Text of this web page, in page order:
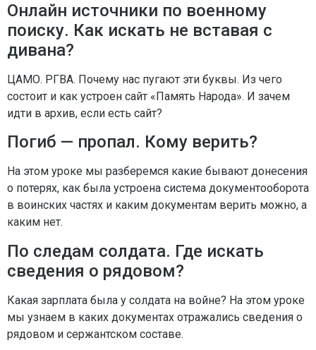
Онлайн источники по военному
поиску. Как искать не вставая с
дивана?
ЦАМО. РГВА. Почему нас пугают эти буквы. Из чего
состоит и как устроен сайт «Память Народа». И зачем
идти в архив, если есть сайт?
Погиб — пропал. Кому верить?
На этом уроке мы разберемся какие бывают донесения
о потерях, как была устроена система документооборота
в воинских частях и каким документам верить можно, а
каким нет.
По следам солдата. Где искать
сведения о рядовом?
Какая зарплата была у солдата на войне? На этом уроке
мы узнаем в каких документах отражались сведения о
рядовом и сержантском составе.